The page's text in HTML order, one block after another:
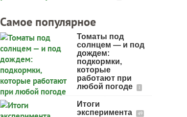
Самое популярное
Томаты под
солнцем — и под
дождем:
подкормки,
которые
работают при
любой погоде
1
Итоги
эксперимента
49